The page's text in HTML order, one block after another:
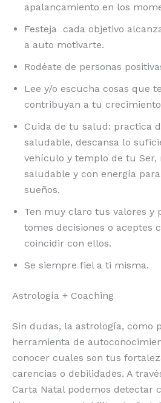
apalancamiento en los
Festeja cada objetivo
a auto motivarte.
Rodéate de personas
Lee y/o escucha cosas que
contribuyan a tu
Cuida de tu salud: practica
saludable, descansa lo
vehículo y templo de tu Ser,
saludable y con energía
sueños.
Ten muy claro tus valores y
tomes decisiones o aceptes
coincidir con ellos.
Se siempre fiel a ti misma.
Astrología + Coaching
Sin dudas, la astrología, como
herramienta de
conocer cuales son tus
carencias o debilidades. A
Carta Natal podemos detectar